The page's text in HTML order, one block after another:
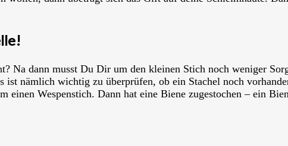
Na dann musst Du Dir um den kleinen Stich noch weniger
nämlich wichtig zu überprüfen, ob ein Stachel noch
einen Wespenstich. Dann hat eine Biene zugestochen – ein